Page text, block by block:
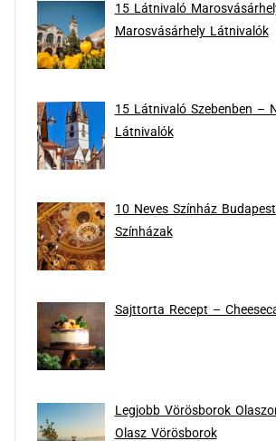
15 Látnivaló
Marosvásárhely Látnivalók
15 Látnivaló Szebenben –
Látnivalók
10 Neves Színház
Színházak
Sajttorta Recept –
Legjobb Vörösborok
Olasz Vörösborok